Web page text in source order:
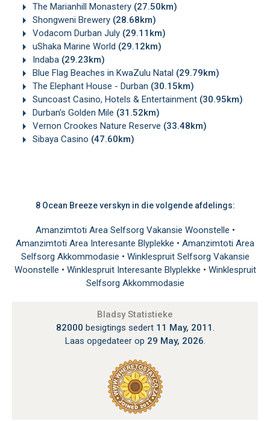
The Marianhill Monastery (27.50km)
Shongweni Brewery (28.68km)
Vodacom Durban July (29.11km)
uShaka Marine World (29.12km)
Indaba (29.23km)
Blue Flag Beaches in KwaZulu Natal (29.79km)
The Elephant House - Durban (30.15km)
Suncoast Casino, Hotels & Entertainment (30.95km)
Durban's Golden Mile (31.52km)
Vernon Crookes Nature Reserve (33.48km)
Sibaya Casino (47.60km)
8 Ocean Breeze verskyn in die volgende afdelings:
Amanzimtoti Area Selfsorg Vakansie Woonstelle •
Amanzimtoti Area Interesante Blyplekke • Amanzimtoti Area
Selfsorg Akkommodasie • Winklespruit Selfsorg Vakansie
Woonstelle • Winklespruit Interesante Blyplekke • Winklespruit
Selfsorg Akkommodasie
Bladsy Statistieke
82000 besigtings sedert 11 May, 2011.
Laas opgedateer op 29 May, 2026.